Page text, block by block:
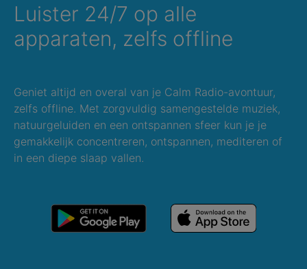
Luister 24/7 op alle
apparaten, zelfs offline
Geniet altijd en overal van je Calm Radio-avontuur,
zelfs offline. Met zorgvuldig samengestelde muziek,
natuurgeluiden en een ontspannen sfeer kun je je
gemakkelijk concentreren, ontspannen, mediteren of
in een diepe slaap vallen.